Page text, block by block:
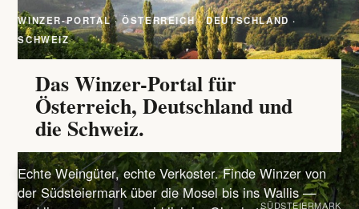
WINZER-PORTAL · ÖSTERREICH · DEUTSCHLAND ·
SCHWEIZ
Das Winzer-Portal für
Österreich, Deutschland und
die Schweiz.
Echte Weingüter, echte Verkoster. Finde Winzer von
der Südsteiermark über die Mosel bis ins Wallis —
SÜDSTEIERMARK